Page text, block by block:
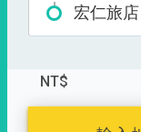
宏仁旅店
NT$